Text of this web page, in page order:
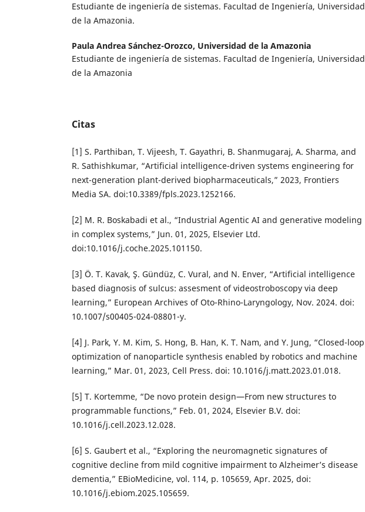
Estudiante de ingeniería de sistemas. Facultad de Ingeniería, Universidad
de la Amazonia.
Paula Andrea Sánchez-Orozco, Universidad de la Amazonia
Estudiante de ingeniería de sistemas. Facultad de Ingeniería, Universidad
de la Amazonia
Citas
[1] S. Parthiban, T. Vijeesh, T. Gayathri, B. Shanmugaraj, A. Sharma, and
R. Sathishkumar, “Artificial intelligence-driven systems engineering for
next-generation plant-derived biopharmaceuticals,” 2023, Frontiers
Media SA. doi:10.3389/fpls.2023.1252166.
[2] M. R. Boskabadi et al., “Industrial Agentic AI and generative modeling
in complex systems,” Jun. 01, 2025, Elsevier Ltd.
doi:10.1016/j.coche.2025.101150.
[3] Ö. T. Kavak, Ş. Gündüz, C. Vural, and N. Enver, “Artificial intelligence
based diagnosis of sulcus: assesment of videostroboscopy via deep
learning,” European Archives of Oto-Rhino-Laryngology, Nov. 2024. doi:
10.1007/s00405-024-08801-y.
[4] J. Park, Y. M. Kim, S. Hong, B. Han, K. T. Nam, and Y. Jung, “Closed-loop
optimization of nanoparticle synthesis enabled by robotics and machine
learning,” Mar. 01, 2023, Cell Press. doi: 10.1016/j.matt.2023.01.018.
[5] T. Kortemme, “De novo protein design—From new structures to
programmable functions,” Feb. 01, 2024, Elsevier B.V. doi:
10.1016/j.cell.2023.12.028.
[6] S. Gaubert et al., “Exploring the neuromagnetic signatures of
cognitive decline from mild cognitive impairment to Alzheimer’s disease
dementia,” EBioMedicine, vol. 114, p. 105659, Apr. 2025, doi:
10.1016/j.ebiom.2025.105659.